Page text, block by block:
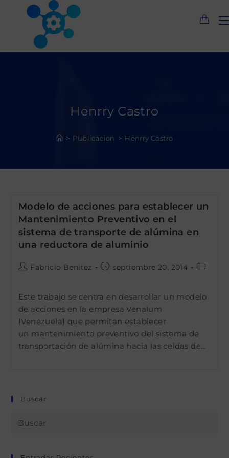
Henrry Castro
> Publicacion > Henrry Castro
Modelo de acciones para establecer un
Mantenimiento Preventivo en el
sistema de transporte de alúmina en
una reductora de aluminio
Autor
entrada:
Fabricio Benitez
Publicación
entrada:
septiembre 20, 2014
entrada:
Este trabajo se centra en desarrollar un modelo
de acciones en la empresa Venalum
(Venezuela) que permitan establecer
un mantenimiento preventivo del sistema de
transportación de alúmina hacia las celdas de…
Buscar